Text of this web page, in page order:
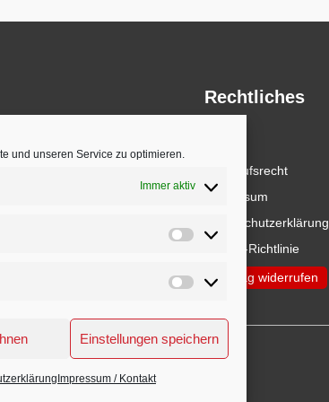
und unseren Service zu optimieren.
Immer aktiv
Statistiken
Marketing
Einstellungen speichern
Impressum / Kontakt
Rechtliches
Widerrufsrecht
Impressum
Datenschutzerklärung
Cookie-Richtlinie
Vertrag widerrufen
Immobilien